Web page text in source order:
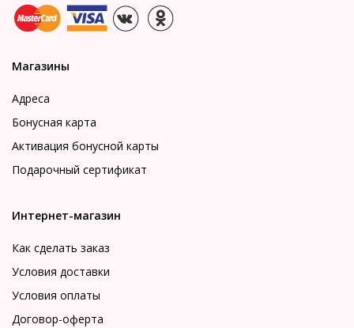
Магазины
Адреса
Бонусная карта
Активация бонусной карты
Подарочный сертификат
Интернет-магазин
Как сделать заказ
Условия доставки
Условия оплаты
Договор-оферта